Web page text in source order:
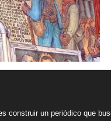
construir un periódico que